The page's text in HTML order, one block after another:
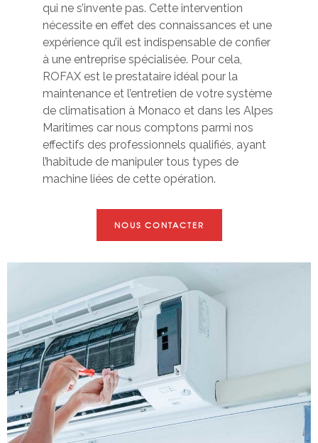
qui ne s’invente pas. Cette intervention
nécessite en effet des connaissances et une
expérience qu’il est indispensable de confier
à une entreprise spécialisée. Pour cela,
ROFAX est le prestataire idéal pour la
maintenance et l’entretien de votre système
de climatisation à Monaco et dans les Alpes
Maritimes car nous comptons parmi nos
effectifs des professionnels qualifiés, ayant
l’habitude de manipuler tous types de
machine liées de cette opération.
NOUS CONTACTER